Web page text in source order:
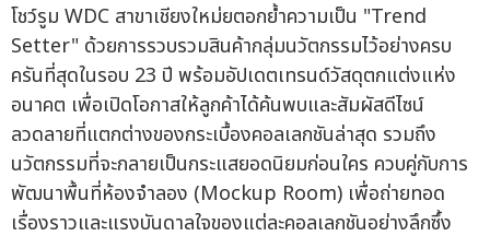
โชว์รูม WDC สาขาเชียงใหม่ยตอกย้ำความเป็น "Trend
Setter" ด้วยการรวบรวมสินค้ากลุ่มนวัตกรรมไว้อย่างครบ
ครันที่สุดในรอบ 23 ปี พร้อมอัปเดตเทรนด์วัสดุตกแต่งแห่ง
อนาคต เพื่อเปิดโอกาสให้ลูกค้าได้ค้นพบและสัมผัสดีไซน์
ลวดลายที่แตกต่างของกระเบื้องคอลเลกชันล่าสุด รวมถึง
นวัตกรรมที่จะกลายเป็นกระแสยอดนิยมก่อนใคร ควบคู่กับการ
พัฒนาพื้นที่ห้องจำลอง (Mockup Room) เพื่อถ่ายทอด
เรื่องราวและแรงบันดาลใจของแต่ละคอลเลกชันอย่างลึกซึ้ง